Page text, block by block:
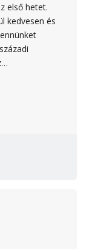
első hetet.
kedvesen és